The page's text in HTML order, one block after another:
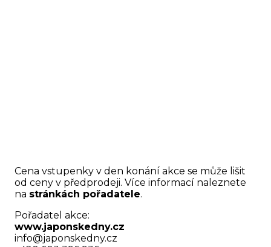
Cena vstupenky v den konání akce se může lišit
od ceny v předprodeji. Více informací naleznete
na stránkách pořadatele.
Pořadatel akce:
www.japonskedny.cz
info@japonskedny.cz